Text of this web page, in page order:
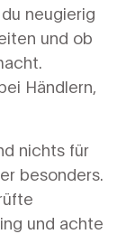
neugierig
und ob
Händlern,
nichts für
besonders.
und achte